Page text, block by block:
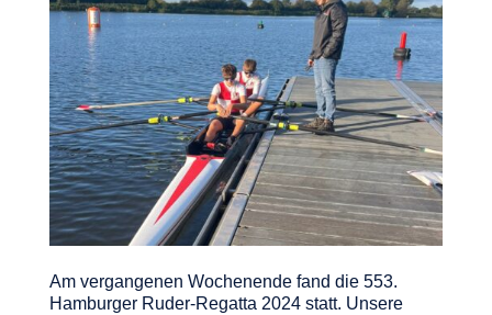
Am vergangenen Wochenende fand die 553.
Hamburger Ruder-Regatta 2024 statt. Unsere